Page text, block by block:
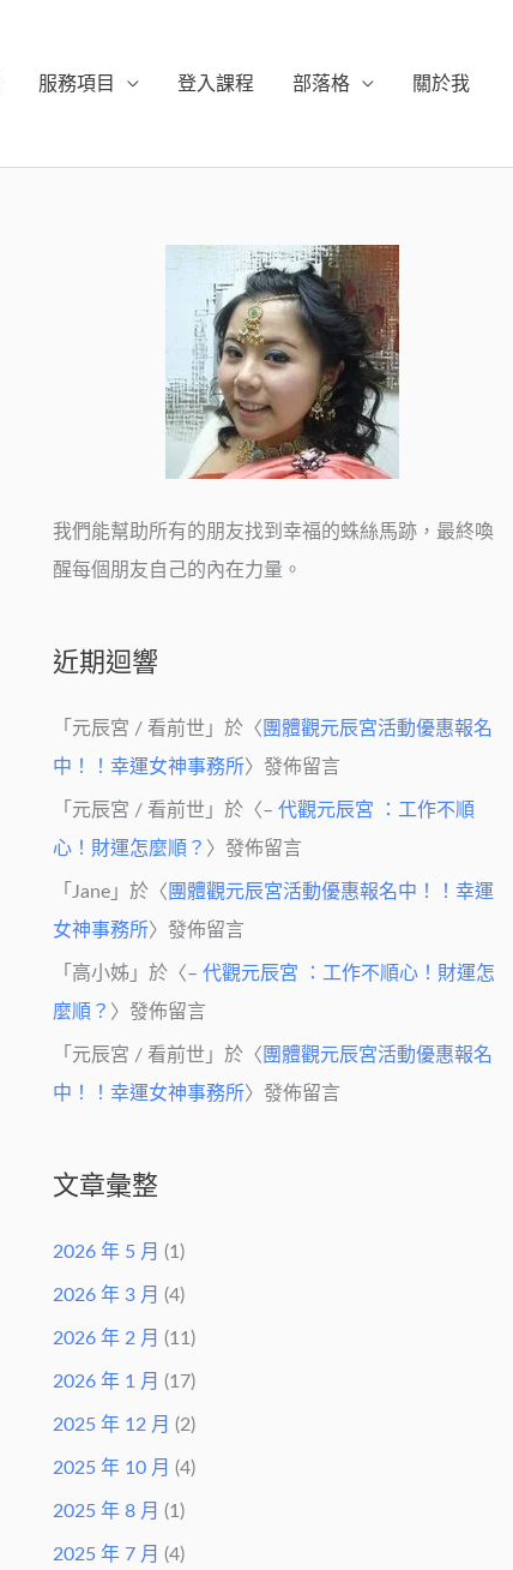
服務項目 登入課程 部落格 關於我
我們能幫助所有的朋友找到幸福的蛛絲馬跡，最終喚
醒每個朋友自己的內在力量。
近期迴響
「 元辰宮 / 看前世 」於〈 團體觀元辰宮活動優惠報名
中！！幸運女神事務所〉發佈留言
「 元辰宮 / 看前世 」於〈– 代觀元辰宮 ：工作不順
心！財運怎麼順？ 〉發佈留言
「 Jane 」於〈 團體觀元辰宮活動優惠報名中！！幸運
女神事務所〉發佈留言
「 高小姊 」於〈– 代觀元辰宮 ：工作不順心！財運怎
麼順？ 〉發佈留言
「 元辰宮 / 看前世 」於〈 團體觀元辰宮活動優惠報名
中！！幸運女神事務所〉發佈留言
文章彙整
2026 年 5 月 (1)
2026 年 3 月 (4)
2026 年 2 月 (11)
2026 年 1 月 (17)
2025 年 12 月 (2)
2025 年 10 月 (4)
2025 年 8 月 (1)
2025 年 7 月 (4)